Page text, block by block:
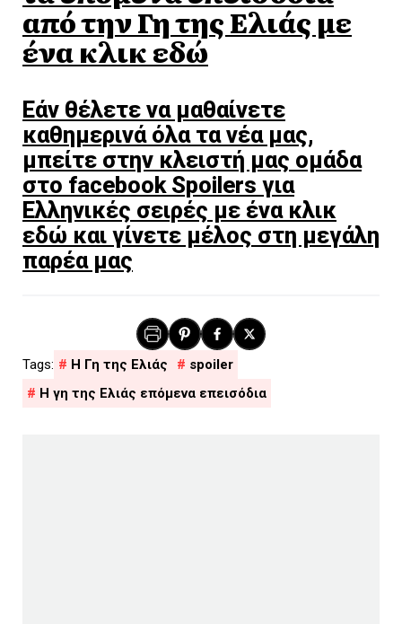
από την Γη της Ελιάς με
ένα κλικ εδώ
Εάν θέλετε να μαθαίνετε
καθημερινά όλα τα νέα μας,
μπείτε στην κλειστή μας ομάδα
στο facebook Spoilers για
Ελληνικές σειρές με ένα κλικ
εδώ και γίνετε μέλος στη μεγάλη
παρέα μας
H Γη της Ελιάς
spoiler
Η γη της Ελιάς επόμενα επεισόδια